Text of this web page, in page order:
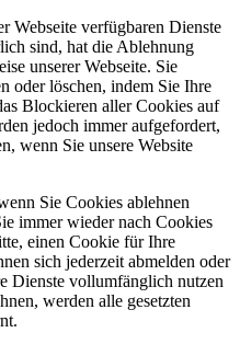
Webseite verfügbaren Dienste
sind, hat die Ablehnung
unserer Webseite. Sie
oder löschen, indem Sie Ihre
Blockieren aller Cookies auf
jedoch immer aufgefordert,
wenn Sie unsere Website
Sie Cookies ablehnen
immer wieder nach Cookies
einen Cookie für Ihre
sich jederzeit abmelden oder
Dienste vollumfänglich nutzen
werden alle gesetzten